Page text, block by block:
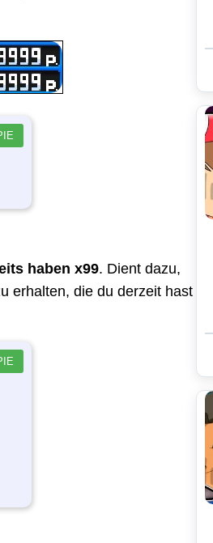
haben x99. Dient dazu,
erhalten, die du derzeit hast